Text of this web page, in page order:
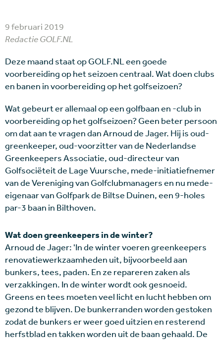
9 februari 2019
Redactie GOLF.NL
Deze maand staat op GOLF.NL een goede
voorbereiding op het seizoen centraal. Wat doen clubs
en banen in voorbereiding op het golfseizoen?
Wat gebeurt er allemaal op een golfbaan en -club in
voorbereiding op het golfseizoen? Geen beter persoon
om dat aan te vragen dan Arnoud de Jager. Hij is oud-
greenkeeper, oud-voorzitter van de Nederlandse
Greenkeepers Associatie, oud-directeur van
Golfsociëteit de Lage Vuursche, mede-initiatiefnemer
van de Vereniging van Golfclubmanagers en nu mede-
eigenaar van Golfpark de Biltse Duinen, een 9-holes
par-3 baan in Bilthoven.
Wat doen greenkeepers in de winter?
Arnoud de Jager: 'In de winter voeren greenkeepers
renovatiewerkzaamheden uit, bijvoorbeeld aan
bunkers, tees, paden. En ze repareren zaken als
verzakkingen. In de winter wordt ook gesnoeid.
Greens en tees moeten veel licht en lucht hebben om
gezond te blijven. De bunkerranden worden gestoken
zodat de bunkers er weer goed uitzien en resterend
herfstblad en takken worden uit de baan gehaald. De